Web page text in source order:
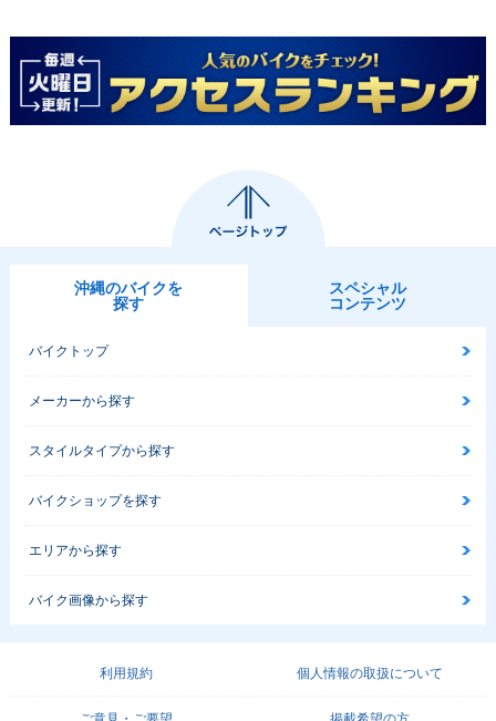
沖縄のバイクを
探す
スペシャル
コンテンツ
バイクトップ
メーカーから探す
スタイルタイプから探す
バイクショップを探す
エリアから探す
バイク画像から探す
利用規約 個人情報の取扱について